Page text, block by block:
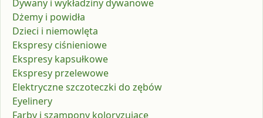
Dywany i wykładziny dywanowe
Dżemy i powidła
Dzieci i niemowlęta
Ekspresy ciśnieniowe
Ekspresy kapsułkowe
Ekspresy przelewowe
Elektryczne szczoteczki do zębów
Eyelinery
Farby i szampony koloryzujące